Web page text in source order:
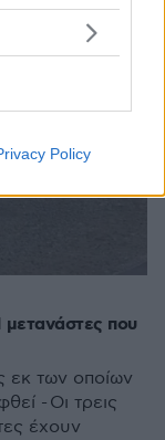
Policy
που
εκ των οποίων
- Οι τρεις
έχουν